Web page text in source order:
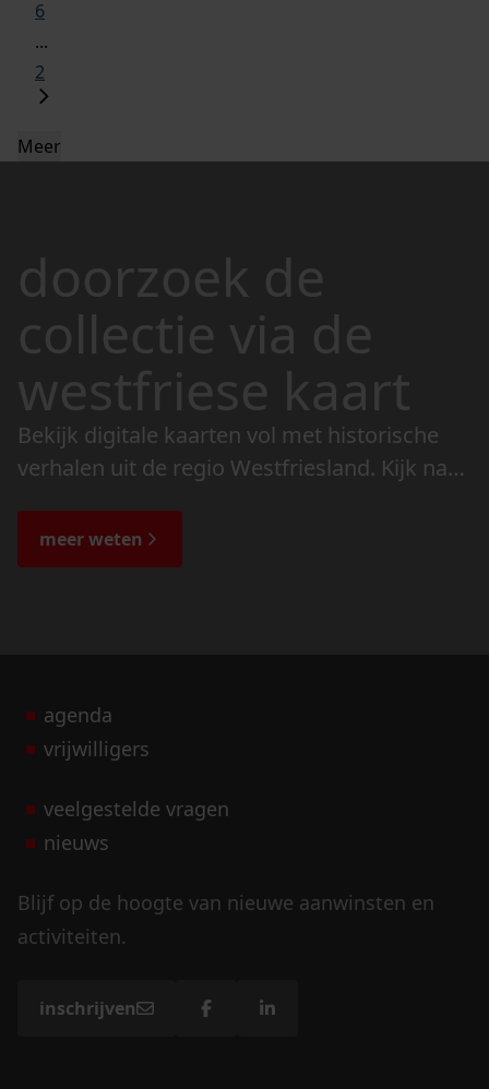
6
...
2
Meer
doorzoek de
collectie via de
westfriese kaart
Bekijk digitale kaarten vol met historische
verhalen uit de regio Westfriesland. Kijk naar
de bijzondere verhalen.
meer weten
agenda
vrijwilligers
veelgestelde vragen
nieuws
Blijf op de hoogte van nieuwe aanwinsten en
activiteiten.
inschrijven